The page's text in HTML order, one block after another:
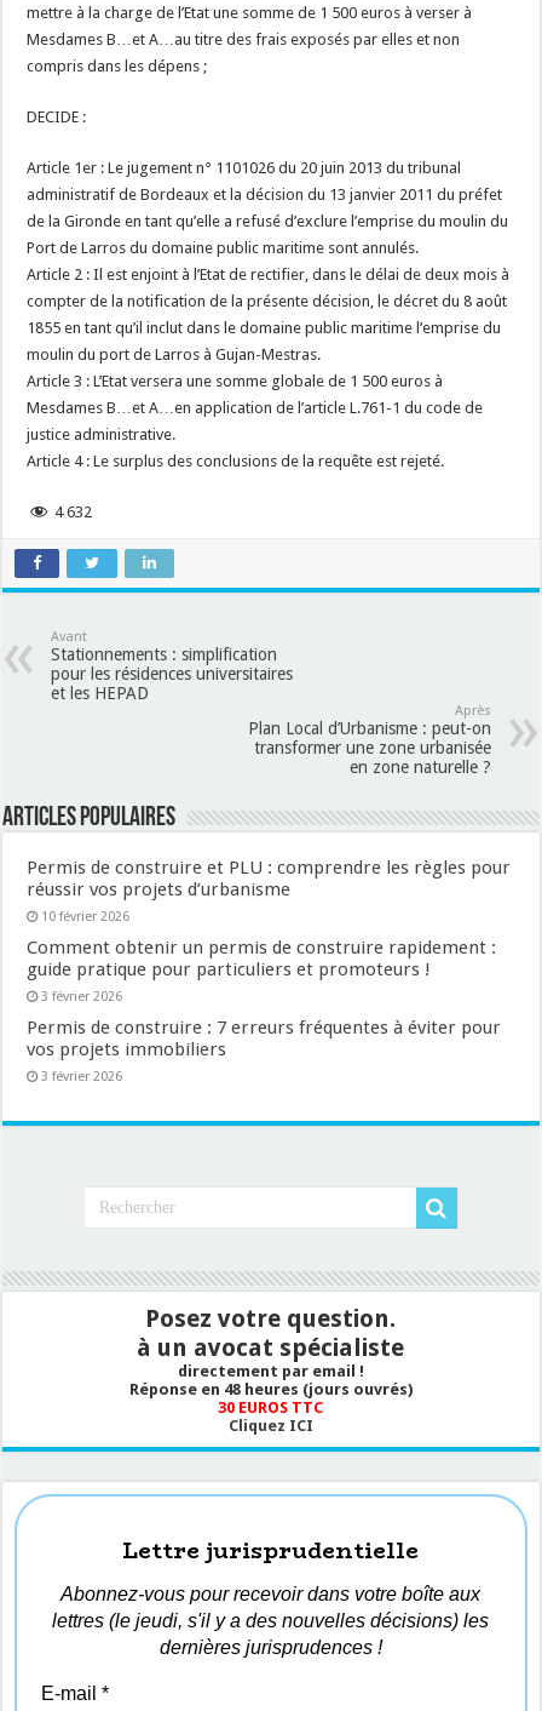
mettre à la charge de l’Etat une somme de 1 500 euros à verser à
Mesdames B…et A…au titre des frais exposés par elles et non
compris dans les dépens ;
DECIDE :
Article 1er : Le jugement n° 1101026 du 20 juin 2013 du tribunal
administratif de Bordeaux et la décision du 13 janvier 2011 du préfet
de la Gironde en tant qu’elle a refusé d’exclure l’emprise du moulin du
Port de Larros du domaine public maritime sont annulés.
Article 2 : Il est enjoint à l’Etat de rectifier, dans le délai de deux mois à
compter de la notification de la présente décision, le décret du 8 août
1855 en tant qu’il inclut dans le domaine public maritime l’emprise du
moulin du port de Larros à Gujan-Mestras.
Article 3 : L’Etat versera une somme globale de 1 500 euros à
Mesdames B…et A…en application de l’article L.761-1 du code de
justice administrative.
Article 4 : Le surplus des conclusions de la requête est rejeté.
4 632
Avant
Stationnements : simplification
pour les résidences universitaires
et les HEPAD
Après
Plan Local d’Urbanisme : peut-on
transformer une zone urbanisée
en zone naturelle ?
Articles populaires
Permis de construire et PLU : comprendre les règles pour
réussir vos projets d’urbanisme
10 février 2026
Comment obtenir un permis de construire rapidement :
guide pratique pour particuliers et promoteurs !
3 février 2026
Permis de construire : 7 erreurs fréquentes à éviter pour
vos projets immobiliers
3 février 2026
Posez votre question.
à un avocat spécialiste
directement par email !
Réponse en 48 heures (jours ouvrés)
30 EUROS TTC
Cliquez ICI
Lettre jurisprudentielle
Abonnez-vous pour recevoir dans votre boîte aux
lettres (le jeudi, s'il y a des nouvelles décisions) les
dernières jurisprudences !
E-mail*